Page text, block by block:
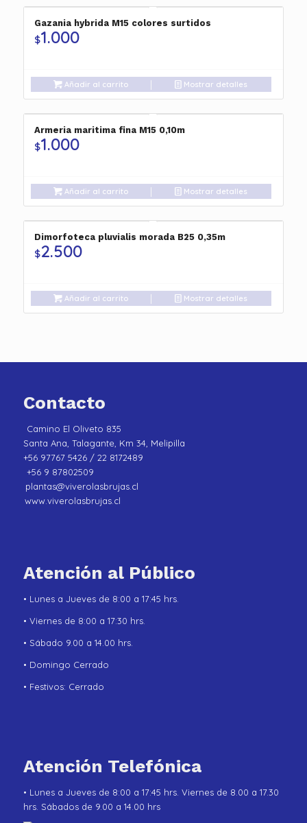
Gazania hybrida M15 colores surtidos
$1.000
Añadir al carrito Mostrar detalles
Armeria maritima fina M15 0,10m
$1.000
Añadir al carrito Mostrar detalles
Dimorfoteca pluvialis morada B25 0,35m
$2.500
Añadir al carrito Mostrar detalles
Contacto
Camino El Oliveto 835
Santa Ana, Talagante, Km 34, Melipilla
+56 97767 5426 / 22 8172489
+56 9 87802509
plantas@viverolasbrujas.cl
www.viverolasbrujas.cl
Atención al Público
• Lunes a Jueves de 8:00 a 17:45 hrs.
• Viernes de 8:00 a 17:30 hrs.
• Sábado 9.00 a 14.00 hrs.
• Domingo Cerrado
• Festivos: Cerrado
Atención Telefónica
• Lunes a Jueves de 8:00 a 17:45 hrs. Viernes de 8.00 a 17.30
hrs. Sábados de 9.00 a 14.00 hrs